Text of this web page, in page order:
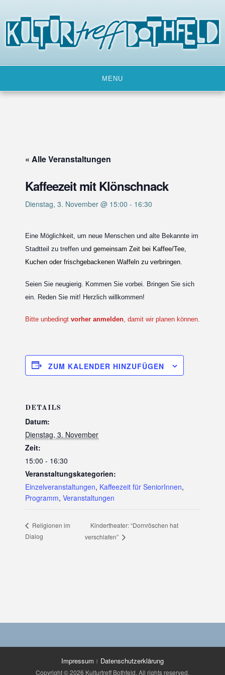
content
MENU
« Alle Veranstaltungen
Kaffeezeit mit Klönschnack
Dienstag, 3. November @ 15:00 - 16:30
Eine Möglichkeit, um neue Menschen und alte Bekannte im
Stadtteil zu treffen und gemeinsam Zeit bei Kaffee/Tee,
Kuchen oder frischgebackenen Waffeln zu verbringen.
Seien Sie neugierig. Kommen Sie vorbei. Bringen Sie sich
ein. Reden Sie mit! Herzlich willkommen!
Bitte unbedingt vorher anmelden , damit wir planen können.
ZUM KALENDER HINZUFÜGEN
DETAILS
Datum:
Dienstag, 3. November
Zeit:
15:00 - 16:30
Veranstaltungskategorien:
Einzelveranstaltungen, Kaffeezeit für SeniorInnen,
Programm, Veranstaltungen
Religionen im
Dialog
Kindertheater: “Dornröschen hat
verschlafen”
Impressum Datenschutzerklärung
Copyright © 2026 Kulturtreff Bothfeld. All rights reserved.